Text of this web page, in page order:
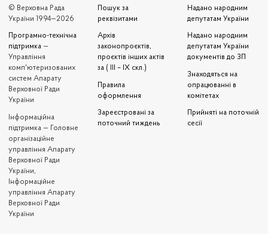
© Верховна Рада
України 1994—2026
Програмно-технічна
підтримка —
Управління
комп'ютеризованих
систем Апарату
Верховної Ради
України
Iнформаційна
підтримка — Головне
організаційне
управління Апарату
Верховної Ради
України,
Інформаційне
управління Апарату
Верховної Ради
України
Пошук за
реквізитами
Архів
законопроєктів,
проєктів інших актів
за ( III – IX скл.)
Правила
оформлення
Зареєстровані за
поточний тиждень
Надано народним
депутатам України
Надано народним
депутатам України
документів до ЗП
Знаходяться на
опрацюванні в
комітетах
Прийняті на поточній
сесії